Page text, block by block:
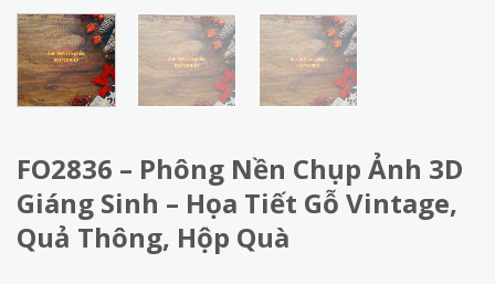
FO2836 – Phông Nền Chụp Ảnh 3D
Giáng Sinh – Họa Tiết Gỗ Vintage,
Quả Thông, Hộp Quà